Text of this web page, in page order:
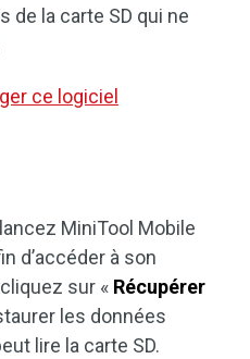
de la carte SD qui ne
ce logiciel
MiniTool Mobile
d’accéder à son
sur « Récupérer
les données
lire la carte SD.